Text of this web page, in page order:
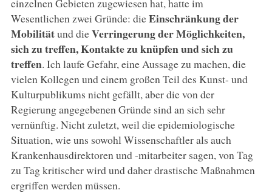
Wesentlichen zwei Gründe: dieEinschränkung der
Mobilitätund dieVerringerung der Möglichkeiten,
sich zu treffen, Kontakte zu knüpfen und sich zu
treffen. Ich laufe Gefahr, eine Aussage zu machen, die
vielen Kollegen und einem großen Teil des Kunst- und
Kulturpublikums nicht gefällt, aber die von der
Regierung angegebenen Gründe sind an sich sehr
vernünftig. Nicht zuletzt, weil die epidemiologische
Situation, wie uns sowohl Wissenschaftler als auch
Krankenhausdirektoren und -mitarbeiter sagen, von Tag
zu Tag kritischer wird und daher drastische Maßnahmen
ergriffen werden müssen.